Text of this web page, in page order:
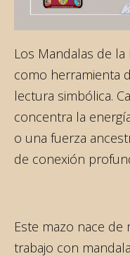
Los Mandalas de
como herramienta
lectura simbólica.
concentra la
o una fuerza
de conexión
Este mazo nace
trabajo con